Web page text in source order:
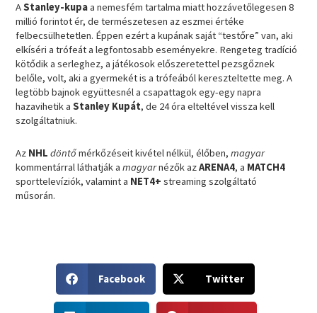
AStanley-kupaa nemesfém tartalma miatt hozzávetőlegesen 8
millió forintot ér, de természetesen az eszmei értéke
felbecsülhetetlen. Éppen ezért a kupának saját “testőre” van, aki
elkíséri a trófeát a legfontosabb eseményekre. Rengeteg tradíció
kötődik a serleghez, a játékosok előszeretettel pezsgőznek
belőle, volt, aki a gyermekét is a trófeából kereszteltette meg. A
legtöbb bajnok együttesnél a csapattagok egy-egy napra
hazavihetik aStanley Kupát, de 24 óra elteltével vissza kell
szolgáltatniuk.
Az NHL döntőmérkőzéseit kivétel nélkül, élőben,magyar
kommentárral láthatják amagyarnézők azARENA4, a MATCH4
sporttelevíziók, valamint a NET4+ streaming szolgáltató
műsorán.
h
a
Facebook
h
a
Twitter